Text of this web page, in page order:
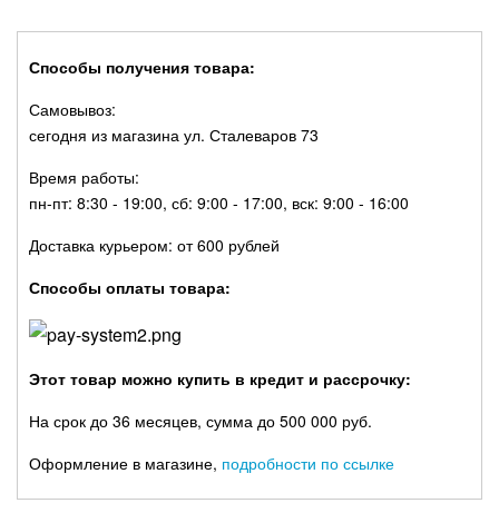
Способы получения товара:
Самовывоз:
сегодня из магазина ул. Сталеваров 73
Время работы:
пн-пт: 8:30 - 19:00, сб: 9:00 - 17:00, вск: 9:00 - 16:00
Доставка курьером: от 600 рублей
Способы оплаты товара:
Этот товар можно купить в кредит и рассрочку:
На срок до 36 месяцев, сумма до 500 000 руб.
Оформление в магазине, подробности по ссылке